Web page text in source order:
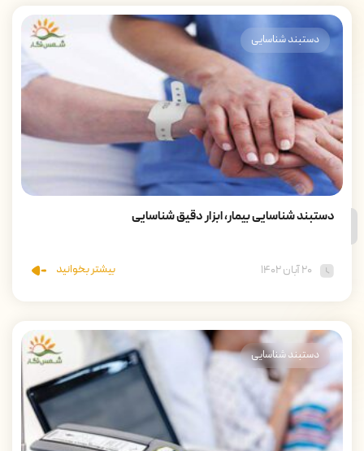
دستبند شناسایی
دستبند شناسایی بیمار، ابزار دقیق شناسایی
۲۰ آبان ۱۴۰۲ بیشتر بخوانید
دستبند شناسایی